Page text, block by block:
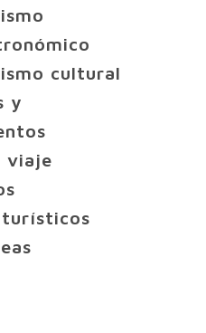
cultural
y
viaje
turísticos